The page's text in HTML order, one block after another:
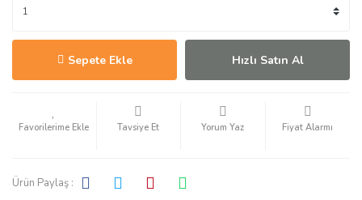
Sepete Ekle Hızlı Satın Al
Tavsiye Et Yorum Yaz Fiyat Alarmı
Ürün Paylaş :